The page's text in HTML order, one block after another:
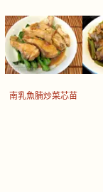
南乳魚腩炒菜芯苗